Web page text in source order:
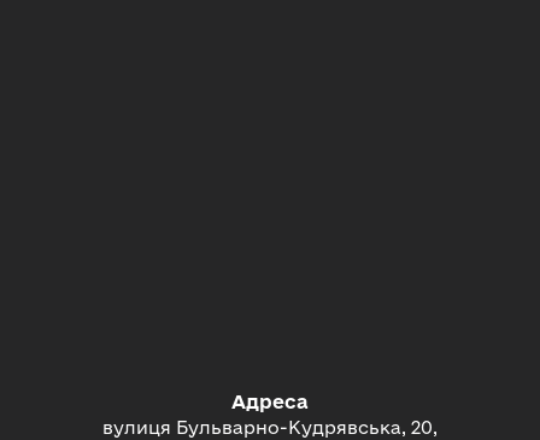
Адреса
вулиця Бульварно-Кудрявська, 20,